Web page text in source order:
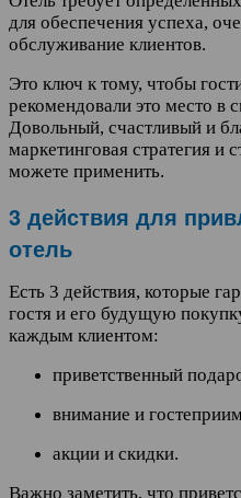
для обеспечения успеха,
обслуживание клиентов.
Это ключ к тому, чтобы
рекомендовали это место в
Довольный, счастливый и
маркетинговая стратегия и
можете применить.
3 действия для
отель
Есть 3 действия, которые
гостя и его будущую
каждым клиентом:
приветственный
внимание и
акции и скидки.
Важно заметить, что